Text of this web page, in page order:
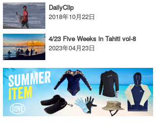
DailyClip
2018年10月22日
4/23 Five Weeks in Tahiti vol-8
2023年04月23日
ハンマー
まっきー
三輪予報士
小川予報士
上田純子
上條将美